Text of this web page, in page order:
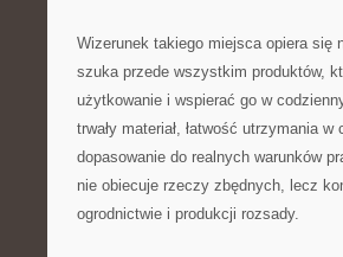
Wizerunek takiego miejsca opiera
szuka przede wszystkim produktów,
użytkowanie i wspierać go w
trwały materiał, łatwość utrzymania
dopasowanie do realnych warunków
nie obiecuje rzeczy zbędnych, lecz
ogrodnictwie i produkcji rozsady.